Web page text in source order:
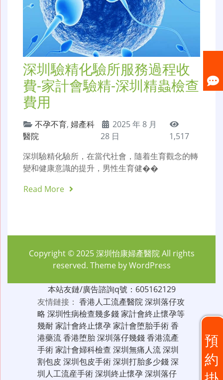
深圳驗精化驗所服務過程收
費-家計會驗精-深圳精蟲檢查
費用
不孕不育, 婦產科
醫院
2025 年 8 月
28 日
1,517
深圳驗精化驗所，在當代社會，隨着生育觀念的轉
變和健康意識的提升，男性生育健��
Read More
預
約
Copyright © 2025深圳怡康婦產醫院All rights
reserved. Theme byWordPress
本站友鏈/廣告諮詢q號：605162129
友情鏈接： 香港人工流產醫院深圳落仔攻
略 深圳性病檢查幾多錢家計會終止懷孕等
幾耐家計會終止懷孕家計會堕胎手術香
港藥流香港堕胎深圳落仔幾錢香港流產
手術家計會婦科檢查 深圳無痛人流深圳
割包皮 深圳包皮手術深圳打胎多少錢深
圳人工流産手術深圳終止懷孕深圳落仔